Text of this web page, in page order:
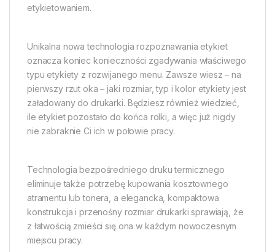
etykietowaniem.
Unikalna nowa technologia rozpoznawania etykiet
oznacza koniec konieczności zgadywania właściwego
typu etykiety z rozwijanego menu. Zawsze wiesz – na
pierwszy rzut oka – jaki rozmiar, typ i kolor etykiety jest
załadowany do drukarki. Będziesz również wiedzieć,
ile etykiet pozostało do końca rolki, a więc już nigdy
nie zabraknie Ci ich w połowie pracy.
Technologia bezpośredniego druku termicznego
eliminuje także potrzebę kupowania kosztownego
atramentu lub tonera, a elegancka, kompaktowa
konstrukcja i przenośny rozmiar drukarki sprawiają, że
z łatwością zmieści się ona w każdym nowoczesnym
miejscu pracy.